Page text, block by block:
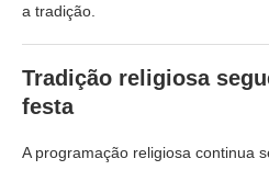
a tradição.
Tradição religiosa
festa
A programação religiosa continua